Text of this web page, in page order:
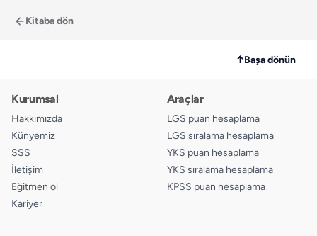
Kitaba dön
↑Başa dönün
Kurumsal
Hakkımızda
Künyemiz
SSS
İletişim
Eğitmen ol
Kariyer
Araçlar
LGS puan hesaplama
LGS sıralama hesaplama
YKS puan hesaplama
YKS sıralama hesaplama
KPSS puan hesaplama